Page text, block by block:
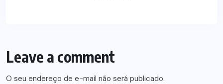
Leave a comment
O seu endereço de e-mail não será publicado.